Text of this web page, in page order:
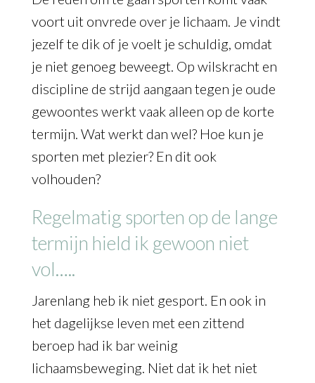
voort uit onvrede over je lichaam. Je vindt
jezelf te dik of je voelt je schuldig, omdat
je niet genoeg beweegt. Op wilskracht en
discipline de strijd aangaan tegen je oude
gewoontes werkt vaak alleen op de korte
termijn. Wat werkt dan wel? Hoe kun je
sporten met plezier? En dit ook
volhouden?
Regelmatig sporten op de lange
termijn hield ik gewoon niet
vol…..
Jarenlang heb ik niet gesport. En ook in
het dagelijkse leven met een zittend
beroep had ik bar weinig
lichaamsbeweging. Niet dat ik het niet